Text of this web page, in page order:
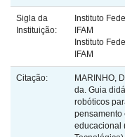
Sigla da
Instituição:
Instituto
IFAM
Instituto
IFAM
Citação:
MARINHO,
da. Guia
robóticos
pensamento
educacional